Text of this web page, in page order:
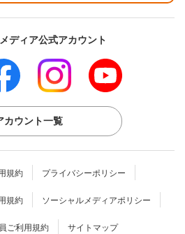
ディア公式アカウント
カウント一覧
規約 プライバシーポリシー
規約 ソーシャルメディアポリシー
ご利用規約 サイトマップ